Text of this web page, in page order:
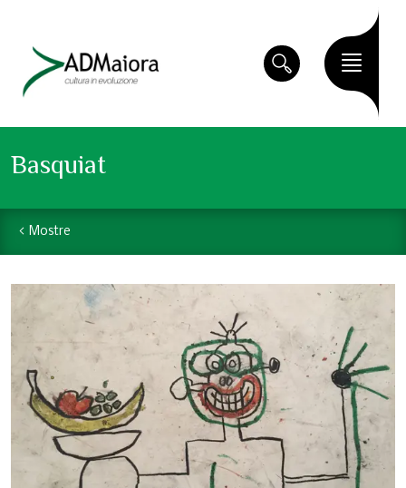
Basquiat
Mostre